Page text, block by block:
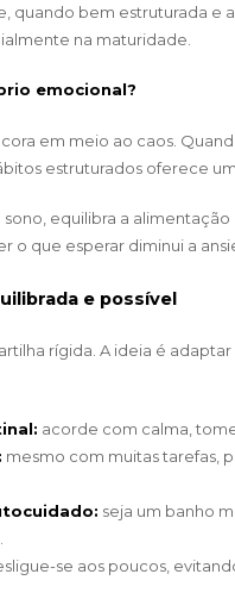
quando bem estruturada e
na maturidade.
emocional?
em meio ao caos.
estruturados oferece
sono, equilibra a
o que esperar diminui a
e possível
rígida. A ideia é
acorde com calma,
mesmo com muitas tarefas,
seja um banho
se aos poucos,